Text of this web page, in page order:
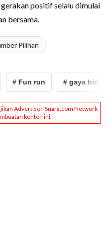
positif selalu dimulai
bersama.
Pilihan
# Fun run # gaya hidup